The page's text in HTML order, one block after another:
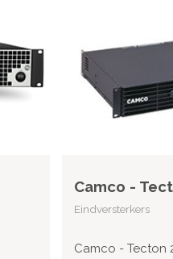
Camco -
Eindversterkers
Camco - Tecton